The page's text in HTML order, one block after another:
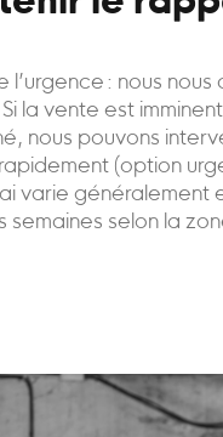
l’urgence : nous
la vente est
nous pouvons
(option
varie généralement
semaines selon la